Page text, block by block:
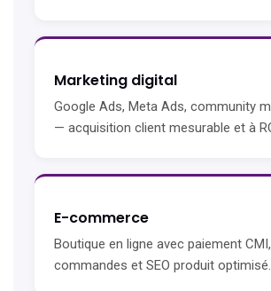
Marketing digital
Google Ads, Meta Ads, community
— acquisition client mesurable et à
E-commerce
Boutique en ligne avec paiement
commandes et SEO produit optimisé.